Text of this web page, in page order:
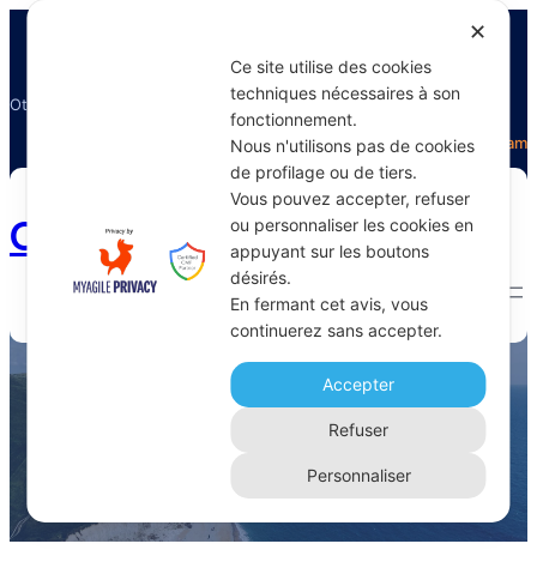
Otectours, le spécialiste du voyage
FacebookTwitterInstagram
Otectours.com
transporteur privé
Home
✕
Ce site utilise des cookies
techniques nécessaires à son
fonctionnement.
Nous n'utilisons pas de cookies
de profilage ou de tiers.
Vous pouvez accepter, refuser
ou personnaliser les cookies en
appuyant sur les boutons
désirés.
En fermant cet avis, vous
continuerez sans accepter.
Accepter
Refuser
Personnaliser